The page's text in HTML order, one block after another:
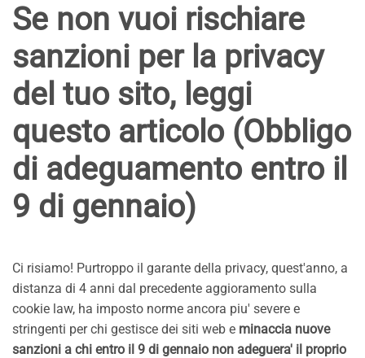
Se non vuoi rischiare
sanzioni per la privacy
del tuo sito, leggi
questo articolo (Obbligo
di adeguamento entro il
9 di gennaio)
Ci risiamo! Purtroppo il garante della privacy, quest'anno, a
distanza di 4 anni dal precedente aggioramento sulla
cookie law, ha imposto norme ancora piu' severe e
stringenti per chi gestisce dei siti web e minaccia nuove
sanzioni a chi entro il 9 di gennaio non adeguera' il proprio